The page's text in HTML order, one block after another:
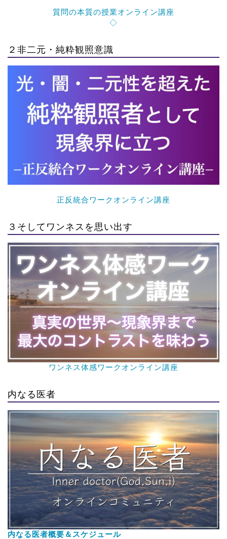
質問の本質の授業オンライン講座
◇
２非二元・純粋観照意識
正反統合ワークオンライン講座
３そしてワンネスを思い出す
ワンネス体感ワークオンライン講座
内なる医者
内なる医者概要＆スケジュール